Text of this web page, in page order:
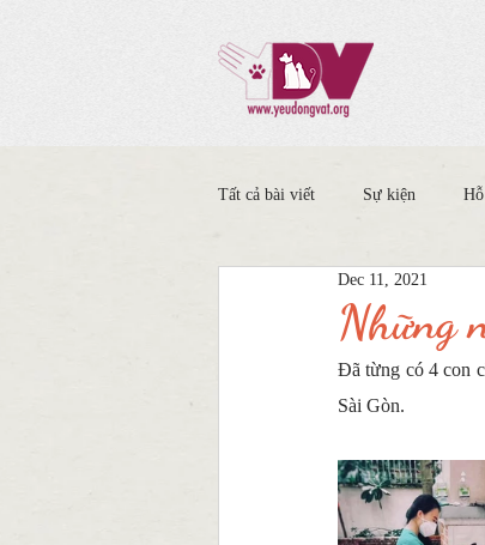
Tất cả bài viết Sự kiện
Những
Dec 11, 2021
Đã từng có 4 con
Sài Gòn.